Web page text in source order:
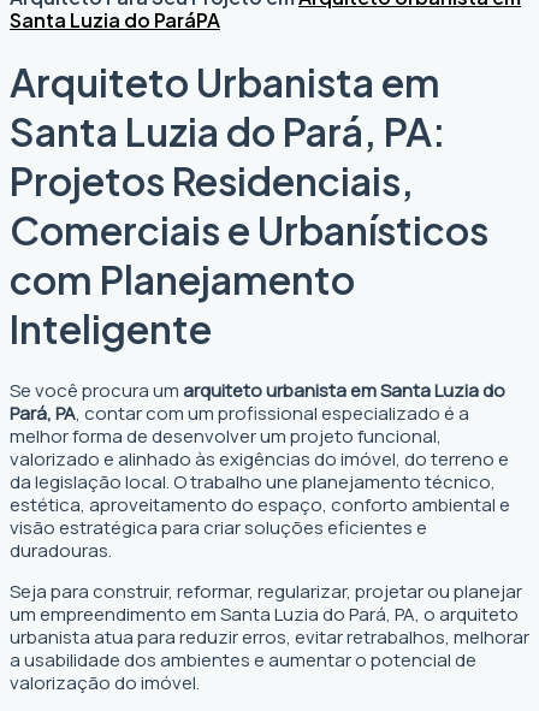
Santa Luzia do ParáPA
Arquiteto Urbanista em
Santa Luzia do Pará, PA:
Projetos Residenciais,
Comerciais e Urbanísticos
com Planejamento
Inteligente
Se você procura umarquiteto urbanista em Santa Luzia do
Pará, PA, contar com um profissional especializado é a
melhor forma de desenvolver um projeto funcional,
valorizado e alinhado às exigências do imóvel, do terreno e
da legislação local. O trabalho une planejamento técnico,
estética, aproveitamento do espaço, conforto ambiental e
visão estratégica para criar soluções eficientes e
duradouras.
Seja para construir, reformar, regularizar, projetar ou planejar
um empreendimento em Santa Luzia do Pará, PA, o arquiteto
urbanista atua para reduzir erros, evitar retrabalhos, melhorar
a usabilidade dos ambientes e aumentar o potencial de
valorização do imóvel.